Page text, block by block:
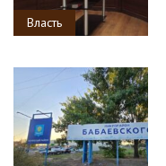
Власть